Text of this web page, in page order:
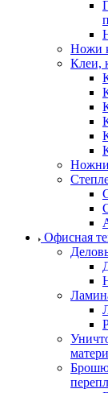
Ножи
Клеи,
Офисная